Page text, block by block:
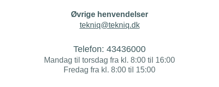
Øvrige henvendelser
tekniq@tekniq.dk
Telefon: 43436000
Mandag til torsdag fra kl. 8:00 til 16:00
Fredag fra kl. 8:00 til 15:00